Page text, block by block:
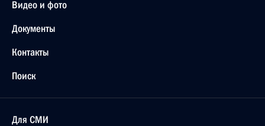
Видео и фото
Документы
Контакты
Поиск
Для СМИ